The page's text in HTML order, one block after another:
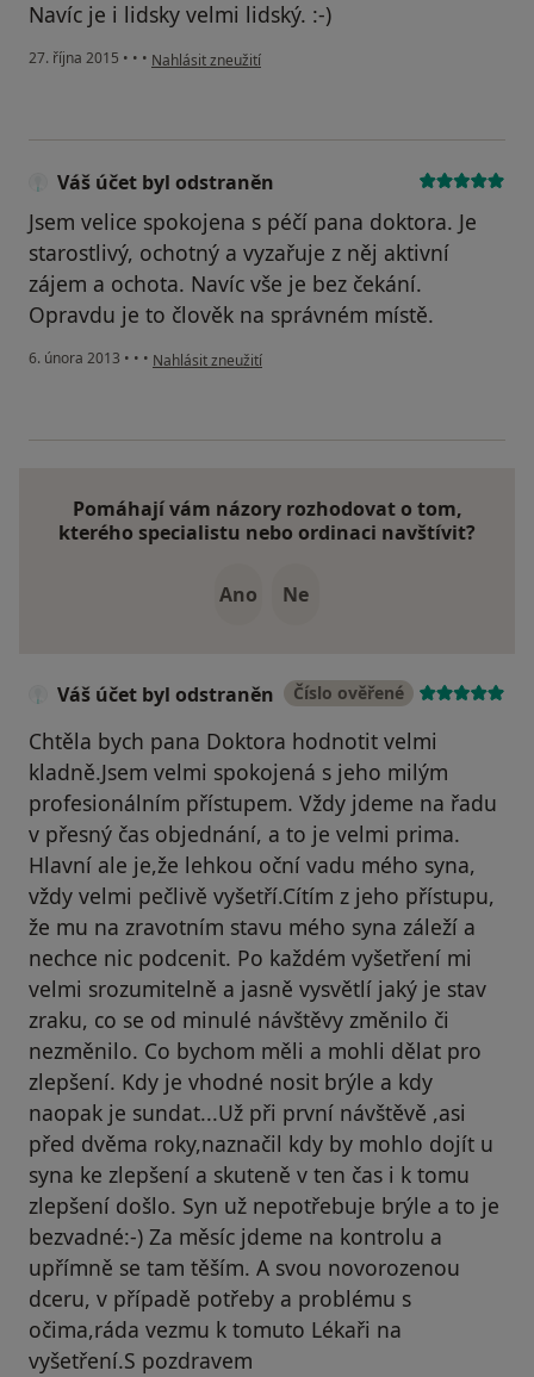
Navíc je i lidsky velmi lidský. :-)
27. října 2015 • • • podle názoru uživatele Váš účet byl odstraněn
Nahlásit zneužití
Váš účet byl odstraněn
Jsem velice spokojena s péčí pana doktora. Je
starostlivý, ochotný a vyzařuje z něj aktivní
zájem a ochota. Navíc vše je bez čekání.
Opravdu je to člověk na správném místě.
6. února 2013 • • • podle názoru uživatele Váš účet byl odstraněn
Nahlásit zneužití
Pomáhají vám názory rozhodovat o tom,
kterého specialistu nebo ordinaci navštívit?
Ano Ne
Váš účet byl odstraněn Číslo ověřené
Chtěla bych pana Doktora hodnotit velmi
kladně.Jsem velmi spokojená s jeho milým
profesionálním přístupem. Vždy jdeme na řadu
v přesný čas objednání, a to je velmi prima.
Hlavní ale je,že lehkou oční vadu mého syna,
vždy velmi pečlivě vyšetří.Cítím z jeho přístupu,
že mu na zravotním stavu mého syna záleží a
nechce nic podcenit. Po každém vyšetření mi
velmi srozumitelně a jasně vysvětlí jaký je stav
zraku, co se od minulé návštěvy změnilo či
nezměnilo. Co bychom měli a mohli dělat pro
zlepšení. Kdy je vhodné nosit brýle a kdy
naopak je sundat...Už při první návštěvě ,asi
před dvěma roky,naznačil kdy by mohlo dojít u
syna ke zlepšení a skuteně v ten čas i k tomu
zlepšení došlo. Syn už nepotřebuje brýle a to je
bezvadné:-) Za měsíc jdeme na kontrolu a
upřímně se tam těším. A svou novorozenou
dceru, v případě potřeby a problému s
očima,ráda vezmu k tomuto Lékaři na
vyšetření.S pozdravem